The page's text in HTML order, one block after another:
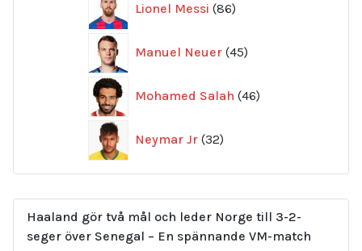
Lionel Messi 86
produkter
Manuel Neuer 45
produkter
Mohamed Salah 46
produkter
Neymar Jr 32
produkter
Haaland gör två mål och leder Norge till 3-2-
seger över Senegal – En spännande VM-match